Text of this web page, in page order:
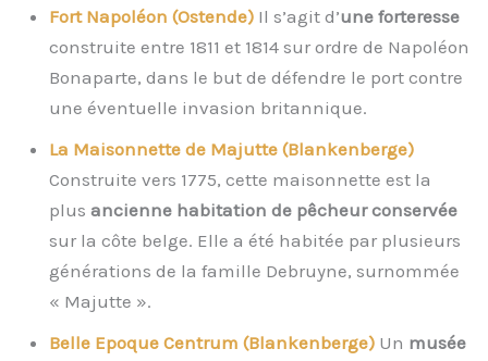
Fort Napoléon (Ostende) Il s’agit d’une forteresse
construite entre 1811 et 1814 sur ordre de Napoléon
Bonaparte, dans le but de défendre le port contre
une éventuelle invasion britannique.
La Maisonnette de Majutte (Blankenberge)
Construite vers 1775, cette maisonnette est la
plus ancienne habitation de pêcheur conservée
sur la côte belge. Elle a été habitée par plusieurs
générations de la famille Debruyne, surnommée
« Majutte ».
Belle Epoque Centrum (Blankenberge) Un musée